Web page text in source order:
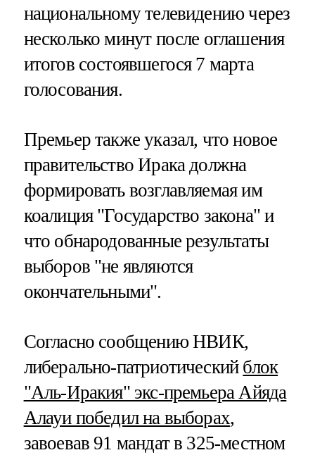
национальному телевидению через
несколько минут после оглашения
итогов состоявшегося 7 марта
голосования.
Премьер также указал, что новое
правительство Ирака должна
формировать возглавляемая им
коалиция "Государство закона" и
что обнародованные результаты
выборов "не являются
окончательными".
Согласно сообщению НВИК,
либерально-патриотический блок
"Аль-Иракия" экс-премьера Айяда
Алауи победил на выборах,
завоевав 91 мандат в 325-местном